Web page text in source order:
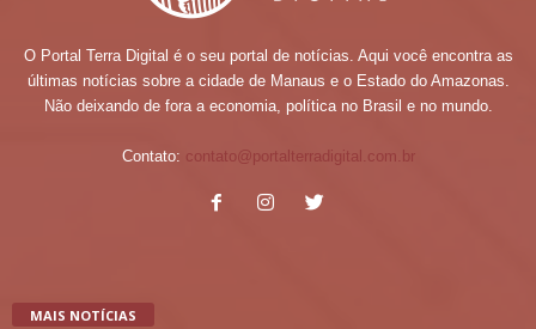
O Portal Terra Digital é o seu portal de notícias. Aqui você encontra as
últimas notícias sobre a cidade de Manaus e o Estado do Amazonas.
Não deixando de fora a economia, política no Brasil e no mundo.
Contato: contato@portalterradigital.com.br
MAIS NOTÍCIAS